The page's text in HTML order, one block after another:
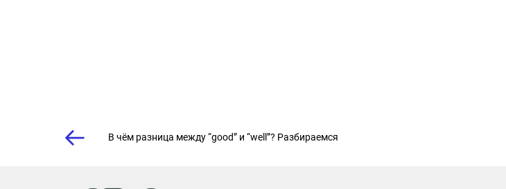
В чём разница между “good” и “well”? Разбираемся